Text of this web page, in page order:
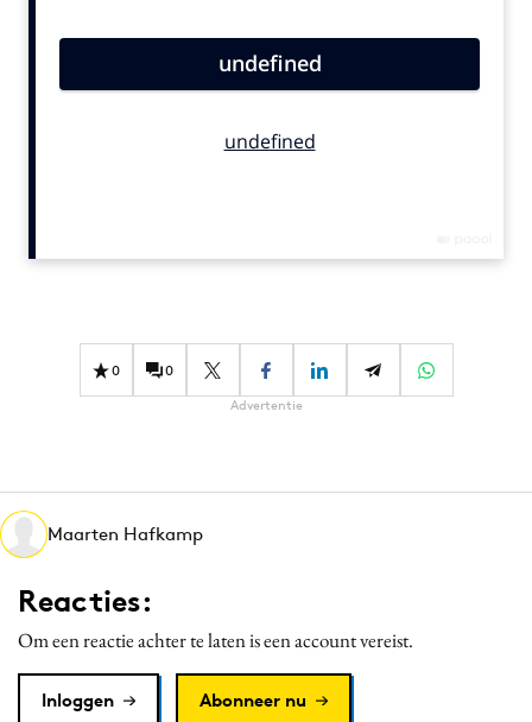
Carriere
Diversiteit
Interne communicatie
Martech
Media
Merkstrategie
PR
Purpose Marketing
0 0
Advertentie
Maarten Hafkamp
Reacties:
Om een reactie achter te laten is een account vereist.
Inloggen Abonneer nu